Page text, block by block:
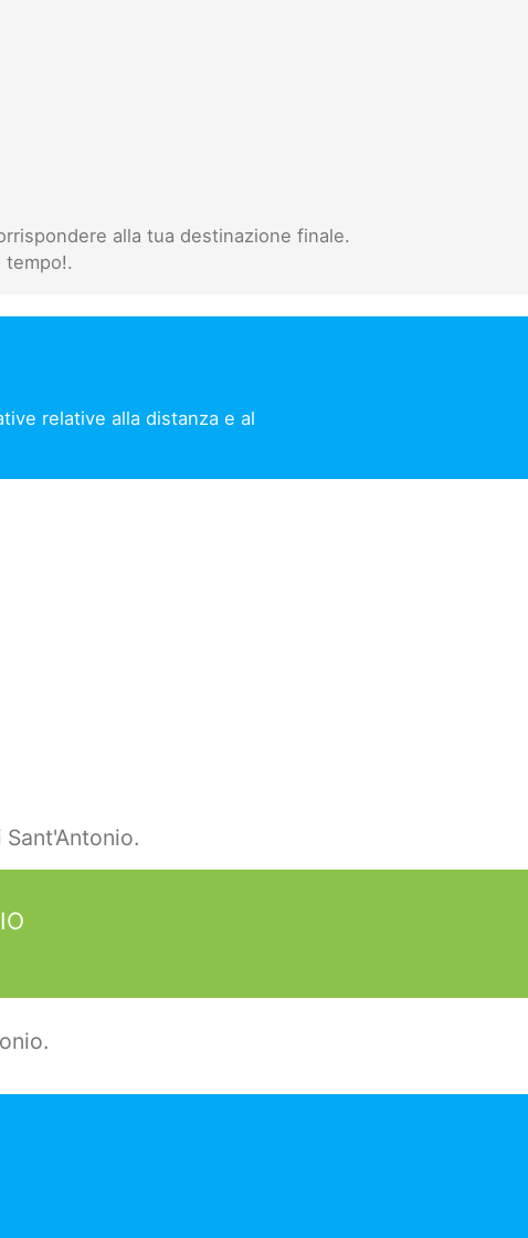
alla tua destinazione finale.
tempo!.
relative alla distanza e al